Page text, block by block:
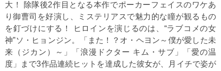
大！ 除隊後2作目となる本作でポーカーフェイスのワケあ
り御曹司を好演し、ミステリアスで魅力的な瞳が観るもの
を釘づけにする！ ヒロインを演じるのは、“ラブコメの女
神”ソ・ヒョンジン。「また！？オ・ヘヨン～僕が愛した未
来（ジカン）～」「浪漫ドクター キム・サブ」「愛の温
度」まで3作品連続ヒットを達成した彼女が、月イチで姿が